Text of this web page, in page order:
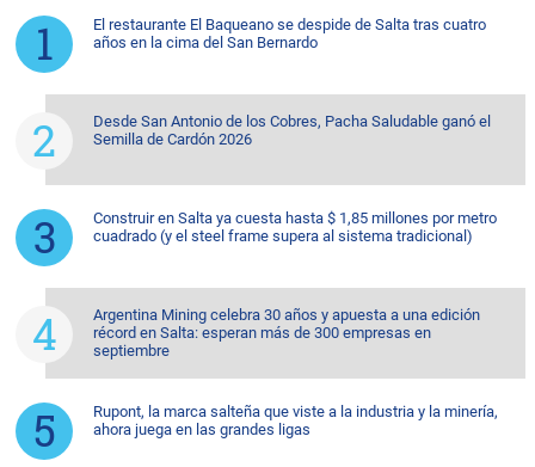
El restaurante El Baqueano se despide de Salta tras cuatro
años en la cima del San Bernardo
Desde San Antonio de los Cobres, Pacha Saludable ganó el
Semilla de Cardón 2026
Construir en Salta ya cuesta hasta $ 1,85 millones por metro
cuadrado (y el steel frame supera al sistema tradicional)
Argentina Mining celebra 30 años y apuesta a una edición
récord en Salta: esperan más de 300 empresas en
septiembre
Rupont, la marca salteña que viste a la industria y la minería,
ahora juega en las grandes ligas